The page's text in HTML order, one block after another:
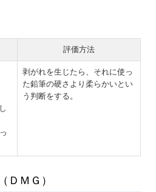
評価方法
剥がれを生じたら、それに使っ
た鉛筆の硬さより柔らかいとい
う判断をする。
ＤＭＧ）